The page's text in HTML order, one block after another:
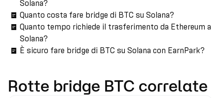
Solana?
Quanto costa fare bridge di BTC su Solana?
Quanto tempo richiede il trasferimento da Ethereum a
Solana?
È sicuro fare bridge di BTC su Solana con EarnPark?
Rotte bridge BTC correlate